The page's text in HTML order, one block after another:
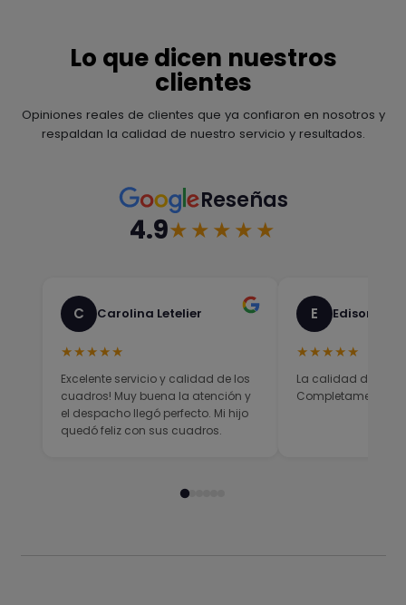
Lo que dicen nuestros
clientes
Opiniones reales de clientes que ya confiaron en nosotros y
respaldan la calidad de nuestro servicio y resultados.
Reseñas
4.9★★★★★
C Carolina Letelier
★★★★★
Excelente servicio y calidad de los
cuadros! Muy buena la atención y
el despacho llegó perfecto. Mi hijo
quedó feliz con sus cuadros.
E Edison
★★★★★
La calidad del
Completamente